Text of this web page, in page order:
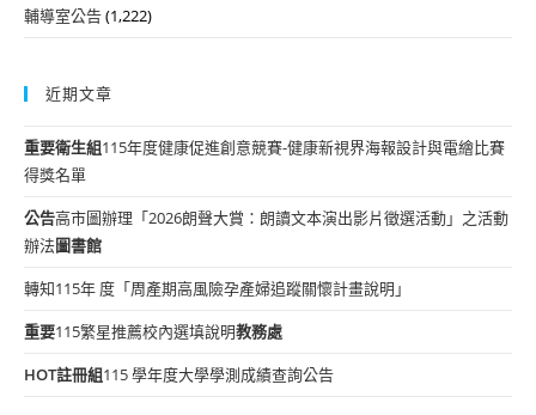
輔導室公告(1,222)
近期文章
重要衛生組115年度健康促進創意競賽-健康新視界海報設計與電繪比賽
得獎名單
公告高市圖辦理「2026朗聲大賞：朗讀文本演出影片徵選活動」之活動
辦法圖書館
轉知115年 度「周產期高風險孕產婦追蹤關懷計畫說明」
重要115繁星推薦校內選填說明教務處
HOT註冊組115 學年度大學學測成績查詢公告